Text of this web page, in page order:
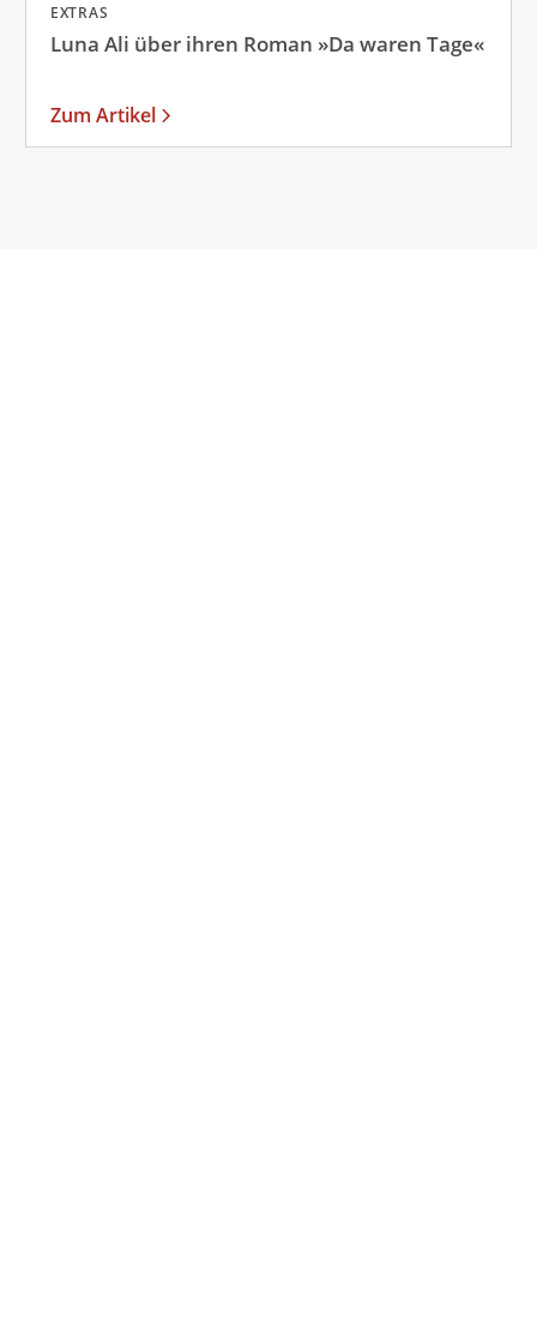
EXTRAS
Luna Ali über ihren Roman »Da waren Tage«
Zum Artikel